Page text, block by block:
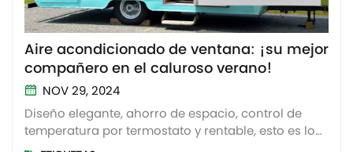
Aire acondicionado de ventana: ¡su mejor
compañero en el caluroso verano!
NOV 29, 2024
Diseño elegante, ahorro de espacio, control de
temperatura por termostato y rentable, esto es lo